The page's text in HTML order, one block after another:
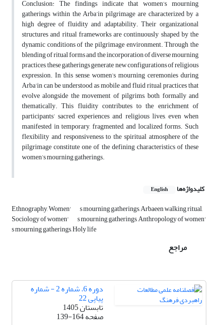
Conclusion: The findings indicate that women’s mourning
gatherings within the Arba’in pilgrimage are characterized by a
high degree of fluidity and adaptability. Their organizational
structures and ritual frameworks are continuously shaped by the
dynamic conditions of the pilgrimage environment. Through the
blending of ritual forms and the incorporation of diverse mourning
practices, these gatherings generate new configurations of religious
expression. In this sense, women’s mourning ceremonies during
Arba’in can be understood as mobile and fluid ritual practices that
evolve alongside the movement of pilgrims, both formally and
thematically. This fluidity contributes to the enrichment of
participants’ sacred experiences and religious lives, even when
manifested in temporary, fragmented, and localized forms. Such
flexibility and responsiveness to the spiritual atmosphere of the
pilgrimage constitute one of the defining characteristics of these
women’s mourning gatherings.
کلیدواژه‌ها English
Ethnography, Women' s mourning gatherings, Arbaeen walking ritual,
Sociology of women' s mourning gatherings, Anthropology of women'
s mourning gatherings, Holy life
مراجع
دوره 6، شماره 2 - شماره
پیاپی 22
تابستان 1405
صفحه139-164